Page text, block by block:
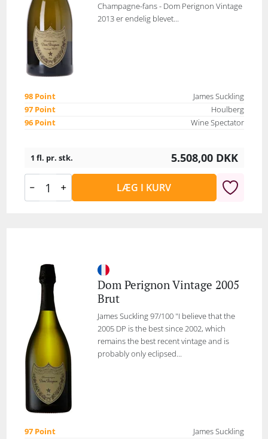
Champagne-fans - Dom Perignon Vintage
2013 er endelig blevet...
98 Point
James Suckling
97 Point
Houlberg
96 Point
Wine Spectator
1 fl. pr. stk. 5.508,00 DKK
LÆG I KURV
Dom Perignon Vintage 2005
Brut
James Suckling 97/100 "I believe that the
2005 DP is the best since 2002, which
remains the best recent vintage and is
probably only eclipsed...
97 Point
James Suckling